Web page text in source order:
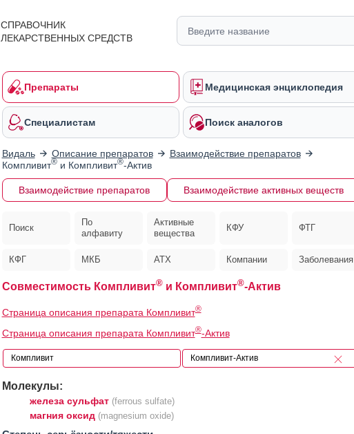
СПРАВОЧНИК
ЛЕКАРСТВЕННЫХ СРЕДСТВ
Препараты Медицинская энциклопедия
Специалистам Поиск аналогов
Видаль Описание препаратов
Взаимодействие препаратов
Компливит®и Компливит®-Актив
Взаимодействие препаратов Взаимодействие активных веществ
Поиск
По
алфавиту
Активные
вещества
КФУ ФТГ
КФГ МКБ АТХ Компании Заболевания
Совместимость Компливит®и Компливит®-Актив
Страница описания препарата Компливит®
Страница описания препарата Компливит®-Актив
Молекулы:
железа сульфат (ferrous sulfate)
магния оксид (magnesium oxide)